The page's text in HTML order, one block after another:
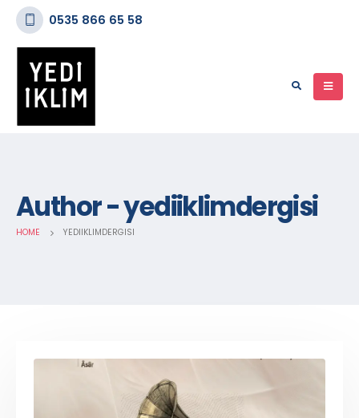
0535 866 65 58
Author - yediiklimdergisi
HOME YEDIIKLIMDERGISI